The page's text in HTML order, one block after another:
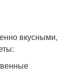
вкусными,